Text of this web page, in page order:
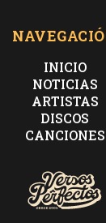
INICIO
NOTICIAS
ARTISTAS
DISCOS
CANCIONES